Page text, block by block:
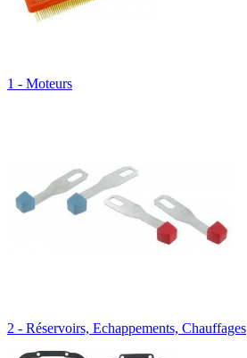
1 - Moteurs
2 - Réservoirs, Echappements, Chauffages